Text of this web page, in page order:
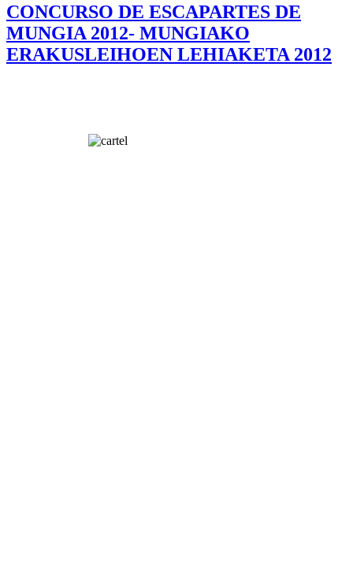
CONCURSO DE ESCAPARTES DE
MUNGIA 2012- MUNGIAKO
ERAKUSLEIHOEN LEHIAKETA 2012